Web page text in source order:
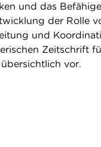
und das
der Rolle
und
Zeitschrift
vor.